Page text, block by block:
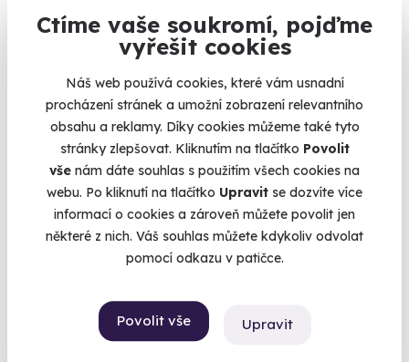
Ctíme vaše soukromí, pojďme
vyřešit cookies
Náš web používá cookies, které vám usnadní
procházení stránek a umožní zobrazení relevantního
obsahu a reklamy. Díky cookies můžeme také tyto
stránky zlepšovat. Kliknutím na tlačítko Povolit
vše nám dáte souhlas s použitím všech cookies na
webu. Po kliknutí na tlačítko Upravit se dozvíte více
informací o cookies a zároveň můžete povolit jen
některé z nich. Váš souhlas můžete kdykoliv odvolat
pomocí odkazu v patičce.
Povolit vše Upravit
Salajna
Kuňkající žáby v rybníku, hřející kachlová kamna a spaní na
peci. Romantika zaručena.
Dolní Žandov (Cheb)
4 090 Kč